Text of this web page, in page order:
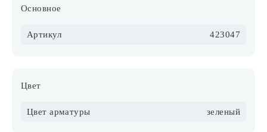
Основное
Артикул 423047
Цвет
Цвет арматуры зеленый